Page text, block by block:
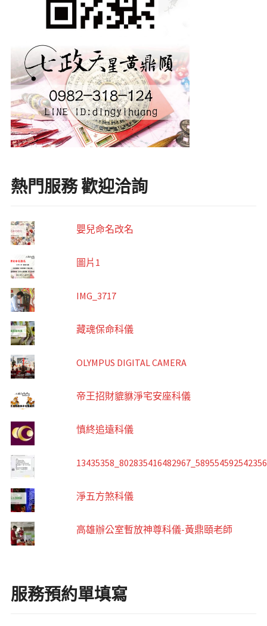
熱門服務 歡迎洽詢
嬰兒命名改名
圖片1
IMG_3717
藏魂保命科儀
OLYMPUS DIGITAL CAMERA
帝王招財貔貅淨宅安座科儀
慎終追遠科儀
淨五方煞科儀
高雄辦公室暫放神尊科儀-黃鼎頤老師
服務預約單填寫